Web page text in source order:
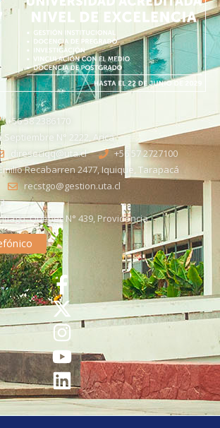
+56 58 2386170
N° 2222, Arica
direseciqq@uta.cl
+56 57 2727100​
Recabarren 2477, Iquique, Tarapacá
recstgo@gestion.uta.cl
Quebec N° 439, Providencia